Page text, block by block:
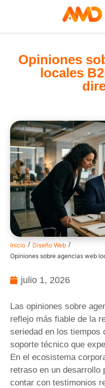
Opiniones
locales
Inicio / Diseño Web /
Opiniones sobre agencias web
julio 1, 2026
Las opiniones sobre
reflejo más fiable de la
seriedad en los tiempos
soporte técnico que
En el ecosistema
retraso en un desarrollo
contar con testimonios